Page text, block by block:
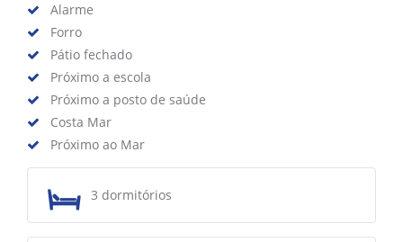
Alarme
Forro
Pátio fechado
Próximo a escola
Próximo a posto de saúde
Costa Mar
Próximo ao Mar
3 dormitórios